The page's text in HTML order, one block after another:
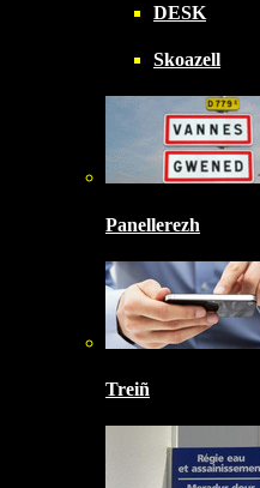
DESK
Skoazell
Panellerezh
Treiñ